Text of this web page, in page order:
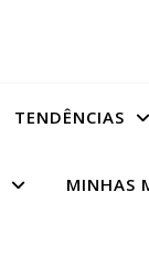
TENDÊNCIAS
MINHAS